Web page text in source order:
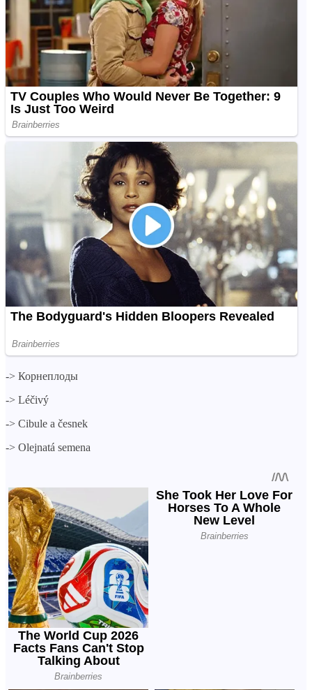
-> Корнеплоды
-> Léčivý
-> Cibule a česnek
-> Olejnatá semena